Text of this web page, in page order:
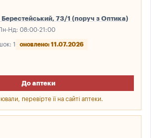
Берестейський, 73/1 (поруч з Оптика)
Нд: 08:00-21:00
1 оновлено: 11.07.2026
До аптеки
перевірте її на сайті аптеки.